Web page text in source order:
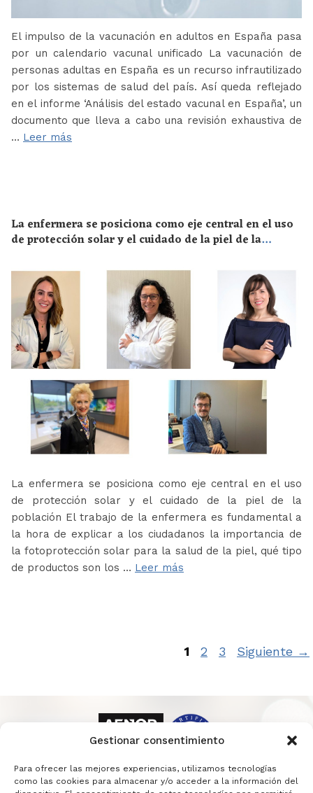
Gestionar consentimiento
Para ofrecer las mejores experiencias, utilizamos tecnologías
como las cookies para almacenar y/o acceder a la información del
El impulso de la vacunación en adultos en España pasa
por un calendario vacunal unificado La vacunación de
personas adultas en España es un recurso infrautilizado
por los sistemas de salud del país. Así queda reflejado
en el informe ‘Análisis del estado vacunal en España’, un
documento que lleva a cabo una revisión exhaustiva de
… Leer más
La enfermera se posiciona como eje central en el uso
de protección solar y el cuidado de la piel de la
La enfermera se posiciona como eje central en el uso
de protección solar y el cuidado de la piel de la
población El trabajo de la enfermera es fundamental a
la hora de explicar a los ciudadanos la importancia de
la fotoprotección solar para la salud de la piel, qué tipo
de productos son los … Leer más
Página
1 Página
2 Página
3 Siguiente →